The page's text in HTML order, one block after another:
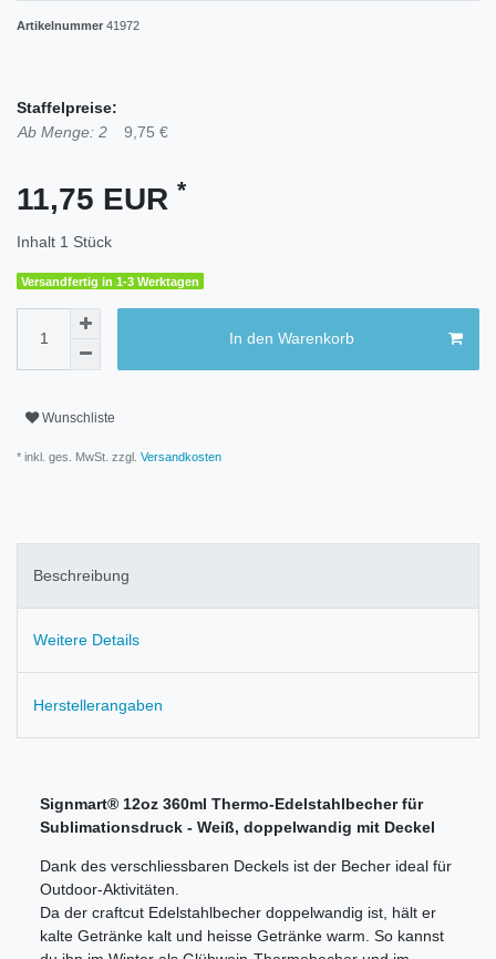
Artikelnummer 41972
Staffelpreise:
Ab Menge: 2
9,75 €
11,75 EUR *
Inhalt 1 Stück
Versandfertig in 1-3 Werktagen
In den Warenkorb
Wunschliste
* inkl. ges. MwSt. zzgl. Versandkosten
Beschreibung
Weitere Details
Herstellerangaben
Signmart® 12oz 360ml Thermo-Edelstahlbecher für
Sublimationsdruck - Weiß, doppelwandig mit Deckel
Dank des verschliessbaren Deckels ist der Becher ideal für
Outdoor-Aktivitäten.
Da der craftcut Edelstahlbecher doppelwandig ist, hält er
kalte Getränke kalt und heisse Getränke warm. So kannst